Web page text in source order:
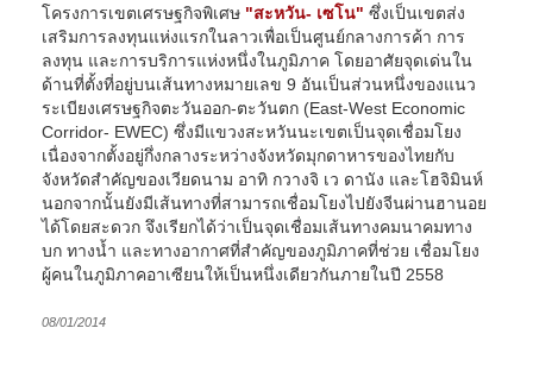
โครงการเขตเศรษฐกิจพิเศษ "สะหวัน- เซโน" ซึ่งเป็นเขตส่ง
เสริมการลงทุนแห่งแรกในลาวเพื่อเป็นศูนย์กลางการค้า การ
ลงทุน และการบริการแห่งหนึ่งในภูมิภาค โดยอาศัยจุดเด่นใน
ด้านที่ตั้งที่อยู่บนเส้นทางหมายเลข 9 อันเป็นส่วนหนึ่งของแนว
ระเบียงเศรษฐกิจตะวันออก-ตะวันตก (East-West Economic
Corridor- EWEC) ซึ่งมีแขวงสะหวันนะเขตเป็นจุดเชื่อมโยง
เนื่องจากตั้งอยู่กึ่งกลางระหว่างจังหวัดมุกดาหารของไทยกับ
จังหวัดสำคัญของเวียดนาม อาทิ กวางจิ เว ดานัง และโฮจิมินห์
นอกจากนั้นยังมีเส้นทางที่สามารถเชื่อมโยงไปยังจีนผ่านฮานอย
ได้โดยสะดวก จึงเรียกได้ว่าเป็นจุดเชื่อมเส้นทางคมนาคมทาง
บก ทางน้ำ และทางอากาศที่สำคัญของภูมิภาคที่ช่วย เชื่อมโยง
ผู้คนในภูมิภาคอาเซียนให้เป็นหนึ่งเดียวกันภายในปี 2558
08/01/2014